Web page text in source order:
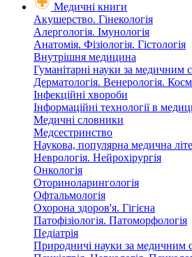
Медичні книги
Акушерство. Гінекологія
Алергологія. Імунологія
Анатомія. Фізіологія. Гістологія
Внутрішня медицина
Гуманітарні науки за медичним
Дерматологія. Венерологія.
Інфекційні хвороби
Інформаційні технології в
Медичні словники
Медсестринство
Наукова, популярна медична
Неврологія. Нейрохірургія
Онкологія
Оториноларингологія
Офтальмологія
Охорона здоров'я. Гігієна
Патофізіологія. Патоморфологія
Педіатрія
Природничі науки за медичним